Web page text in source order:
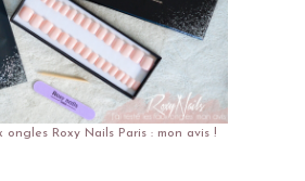
ongles Roxy Nails Paris : mon avis !